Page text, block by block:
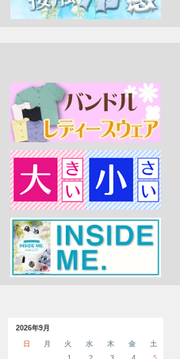
2026年9月
日
月 火 水 木 金
土